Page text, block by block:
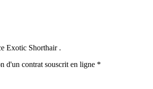
Exotic Shorthair .
d'un contrat souscrit en ligne *